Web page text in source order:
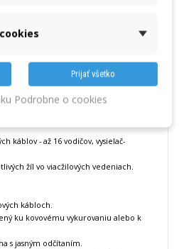
list cz
list eng
káblov - až 16 vodičov, vysielač-
žíl vo viacžilových vedeniach.
kábloch.
ku kovovému vykurovaniu alebo k
s jasným odčítaním.
Prijať všetko
Podrobne o cookies